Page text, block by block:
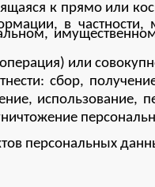
к прямо или
в частности,
или
сбор,
использование,
персональных